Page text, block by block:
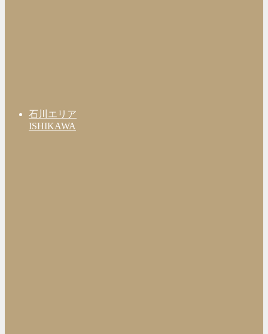
石川エリア
ISHIKAWA